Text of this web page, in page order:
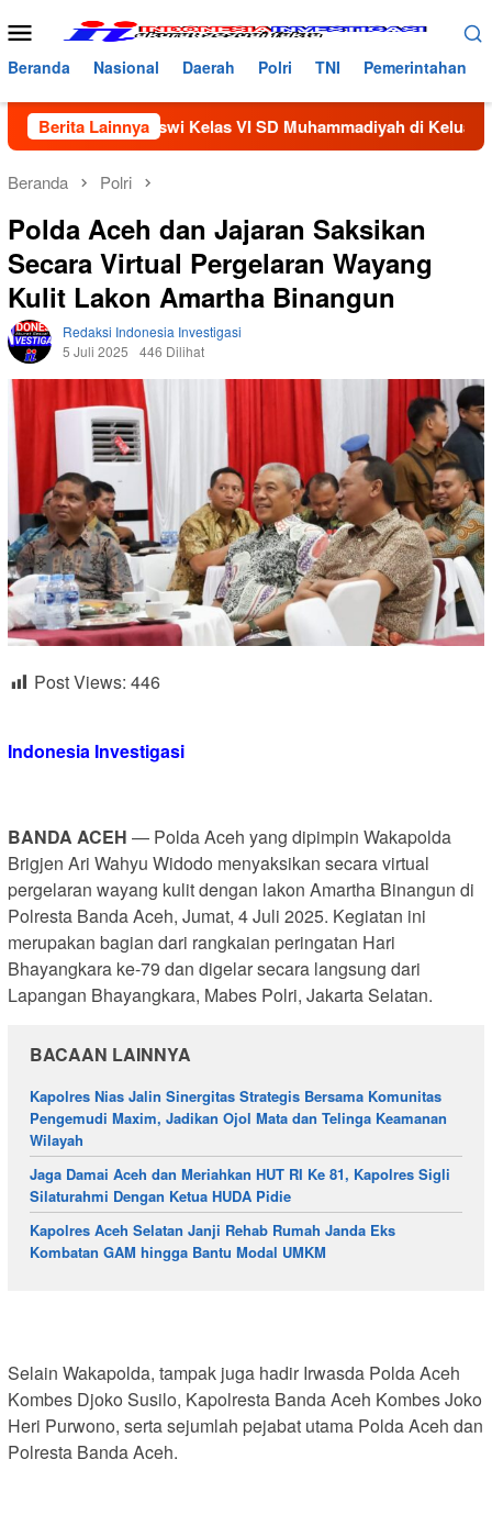
ke
konten
Menu
Mobile
Beranda Nasional Daerah Polri TNI Pemerintahan
Berita Lainnya
Siswi Kelas VI SD Muhammadiyah di Keluarkan Dari
Beranda Polri
Polda Aceh dan Jajaran Saksikan
Secara Virtual Pergelaran Wayang
Kulit Lakon Amartha Binangun
Redaksi Indonesia Investigasi
5 Juli 2025
446 Dilihat
Post Views: 446
Indonesia Investigasi
BANDA ACEH — Polda Aceh yang dipimpin Wakapolda
Brigjen Ari Wahyu Widodo menyaksikan secara virtual
pergelaran wayang kulit dengan lakon Amartha Binangun di
Polresta Banda Aceh, Jumat, 4 Juli 2025. Kegiatan ini
merupakan bagian dari rangkaian peringatan Hari
Bhayangkara ke-79 dan digelar secara langsung dari
Lapangan Bhayangkara, Mabes Polri, Jakarta Selatan.
BACAAN LAINNYA
Kapolres Nias Jalin Sinergitas Strategis Bersama Komunitas
Pengemudi Maxim, Jadikan Ojol Mata dan Telinga Keamanan
Wilayah
Jaga Damai Aceh dan Meriahkan HUT RI Ke 81, Kapolres Sigli
Silaturahmi Dengan Ketua HUDA Pidie
Kapolres Aceh Selatan Janji Rehab Rumah Janda Eks
Kombatan GAM hingga Bantu Modal UMKM
Selain Wakapolda, tampak juga hadir Irwasda Polda Aceh
Kombes Djoko Susilo, Kapolresta Banda Aceh Kombes Joko
Heri Purwono, serta sejumlah pejabat utama Polda Aceh dan
Polresta Banda Aceh.